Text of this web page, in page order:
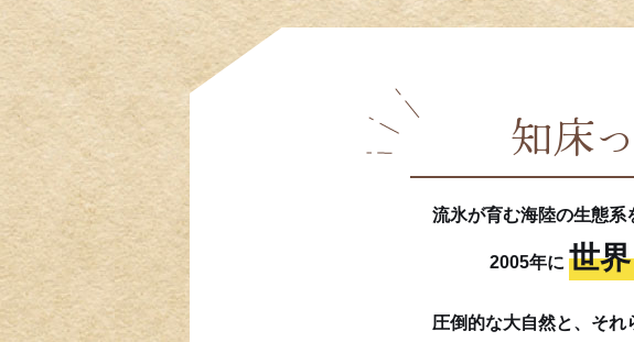
知床
流氷が育む海陸の生態系
2005年に 世
圧倒的な大自然と、それ